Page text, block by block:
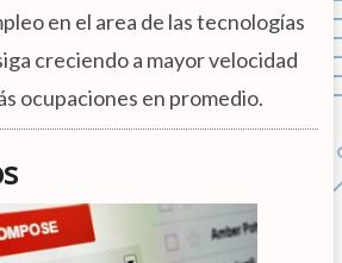
en el area de las tecnologías
creciendo a mayor velocidad
ocupaciones en promedio.